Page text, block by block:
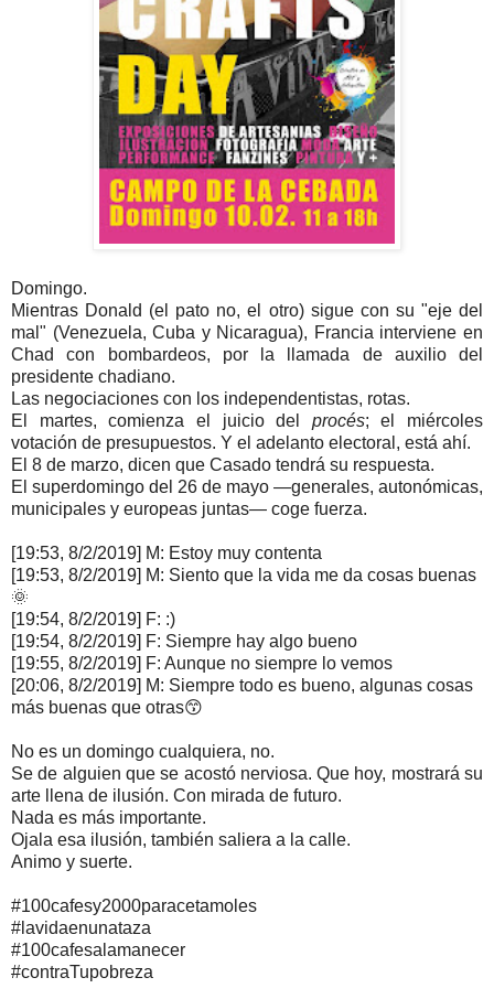
Domingo.
Mientras Donald (el pato no, el otro) sigue con su "eje del
mal" (Venezuela, Cuba y Nicaragua), Francia interviene en
Chad con bombardeos, por la llamada de auxilio del
presidente chadiano.
Las negociaciones con los independentistas, rotas.
El martes, comienza el juicio del procés; el miércoles
votación de presupuestos. Y el adelanto electoral, está ahí.
El 8 de marzo, dicen que Casado tendrá su respuesta.
El superdomingo del 26 de mayo —generales, autonómicas,
municipales y europeas juntas— coge fuerza.
[19:53, 8/2/2019] M: Estoy muy contenta
[19:53, 8/2/2019] M: Siento que la vida me da cosas buenas
🌞
[19:54, 8/2/2019] F: :)
[19:54, 8/2/2019] F: Siempre hay algo bueno
[19:55, 8/2/2019] F: Aunque no siempre lo vemos
[20:06, 8/2/2019] M: Siempre todo es bueno, algunas cosas
más buenas que otras😙
No es un domingo cualquiera, no.
Se de alguien que se acostó nerviosa. Que hoy, mostrará su
arte llena de ilusión. Con mirada de futuro.
Nada es más importante.
Ojala esa ilusión, también saliera a la calle.
Animo y suerte.
#100cafesy2000paracetamoles
#lavidaenunataza
#100cafesalamanecer
#contraTupobreza